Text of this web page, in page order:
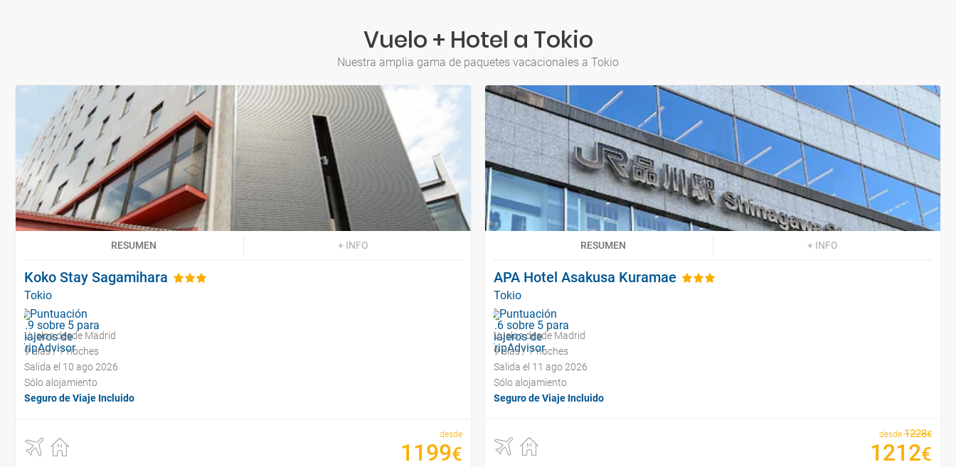
Vuelo + Hotel a Tokio
Nuestra amplia gama de paquetes vacacionales a Tokio
RESUMEN + INFO
Koko Stay Sagamihara
Tokio
Vuelos desde Madrid
9 días / 7 noches
Salida el 10 ago 2026
Sólo alojamiento
Seguro de Viaje Incluido
desde
1199€
RESUMEN + INFO
APA Hotel Asakusa Kuramae
Tokio
Vuelos desde Madrid
9 días / 7 noches
Salida el 11 ago 2026
Sólo alojamiento
Seguro de Viaje Incluido
desde 1228€
1212€